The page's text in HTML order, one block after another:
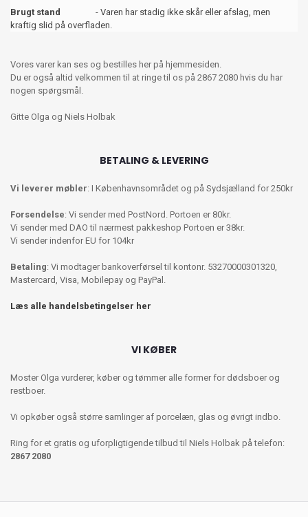
Brugt stand
- Varen har stadig ikke skår eller afslag, men
kraftig slid på overfladen.
Vores varer kan ses og bestilles her på hjemmesiden.
Du er også altid velkommen til at ringe til os på 2867 2080 hvis du har
nogen spørgsmål.
Gitte Olga og Niels Holbak
BETALING & LEVERING
Vi leverer møbler: I Københavnsområdet og på Sydsjælland for 250kr
Forsendelse: Vi sender med PostNord. Portoen er 80kr.
Vi sender med DAO til nærmest pakkeshop Portoen er 38kr.
Vi sender indenfor EU for 104kr
Betaling: Vi modtager bankoverførsel til kontonr. 53270000301320,
Mastercard, Visa, Mobilepay og PayPal.
Læs alle handelsbetingelser her
VI KØBER
Moster Olga vurderer, køber og tømmer alle former for dødsboer og
restboer.
Vi opkøber også større samlinger af porcelæn, glas og øvrigt indbo.
Ring for et gratis og uforpligtigende tilbud til Niels Holbak på telefon:
2867 2080